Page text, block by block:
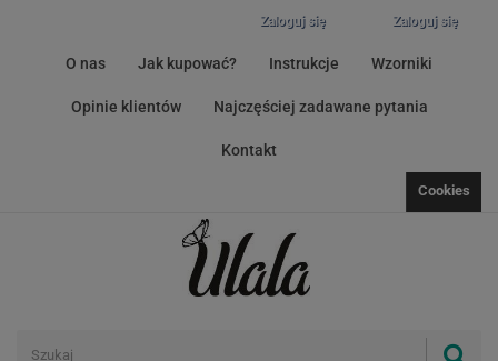
Zaloguj się
Zaloguj się
O nas Jak kupować? Instrukcje Wzorniki
Opinie klientów Najczęściej zadawane pytania
Kontakt
Cookies